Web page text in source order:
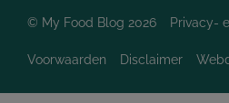
© My Food Blog 2026 Privacy-
Voorwaarden Disclaimer